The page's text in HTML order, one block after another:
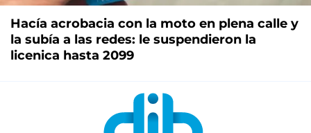
Hacía acrobacia con la moto en plena calle y
la subía a las redes: le suspendieron la
licenica hasta 2099